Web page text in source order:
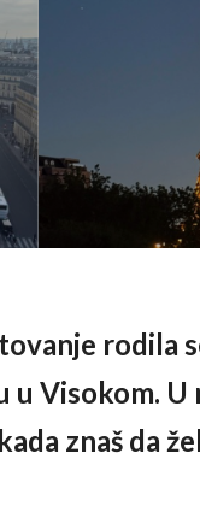
rodila
u Visokom.
znaš da